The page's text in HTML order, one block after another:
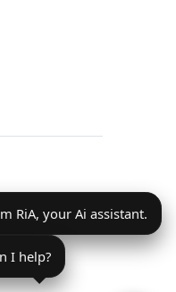
RiA, your Ai assistant.
I help?